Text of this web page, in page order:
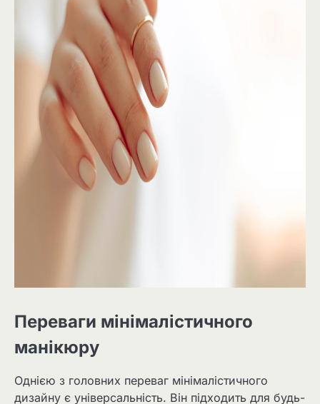
Переваги мінімалістичного
манікюру
Однією з головних переваг мінімалістичного
дизайну є універсальність. Він підходить для будь-